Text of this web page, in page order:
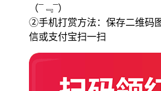
（¯﹃¯）
②手机打赏方法：保存二维码
信或支付宝扫一扫